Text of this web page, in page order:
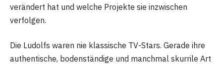
verändert hat und welche Projekte sie inzwischen
verfolgen.
Die Ludolfs waren nie klassische TV-Stars. Gerade ihre
authentische, bodenständige und manchmal skurrile Art